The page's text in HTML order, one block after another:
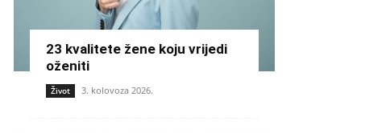
23 kvalitete žene koju vrijedi
oženiti
Život 3. kolovoza 2026.